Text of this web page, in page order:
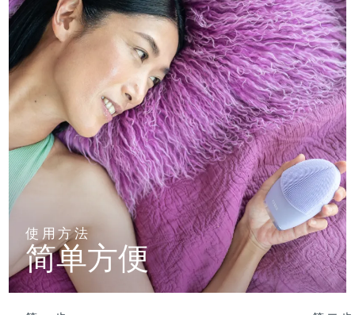
使用方法
简单方便